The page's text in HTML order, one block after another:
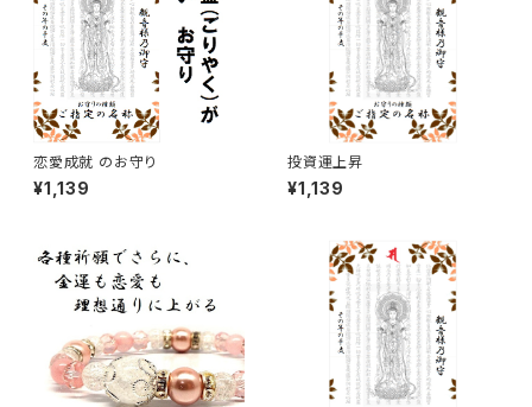
恋愛成就 のお守り
¥1,139
投資運上昇
¥1,139